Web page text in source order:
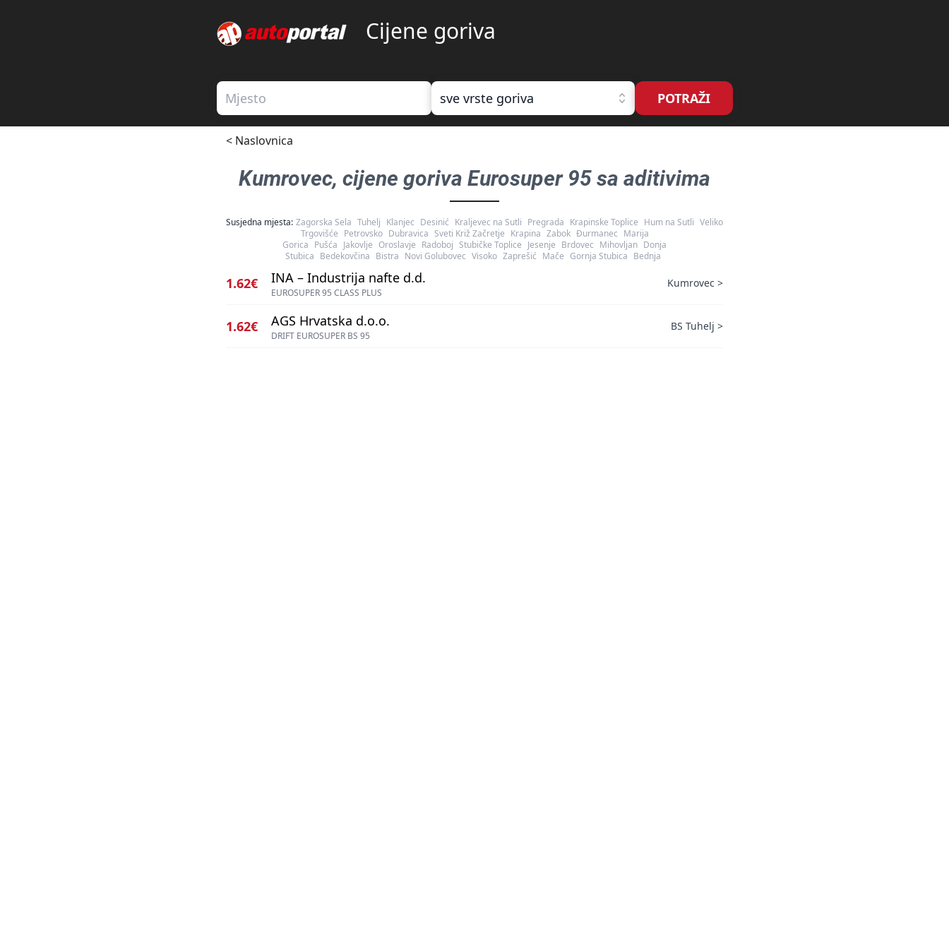
Cijene goriva
sve vrste goriva POTRAŽI
< Naslovnica
Kumrovec, cijene goriva Eurosuper 95 sa aditivima
Susjedna mjesta: Zagorska Sela Tuhelj Klanjec Desinić Kraljevec na Sutli Pregrada Krapinske Toplice Hum na Sutli Veliko
Trgovišće Petrovsko Dubravica Sveti Križ Začretje Krapina Zabok Đurmanec Marija
Gorica Pušća Jakovlje Oroslavje Radoboj Stubičke Toplice Jesenje Brdovec Mihovljan Donja
Stubica Bedekovčina Bistra Novi Golubovec Visoko Zaprešić Mače Gornja Stubica Bednja
1.62€ INA – Industrija nafte d.d.
EUROSUPER 95 CLASS PLUS
Kumrovec >
1.62€ AGS Hrvatska d.o.o.
DRIFT EUROSUPER BS 95
BS Tuhelj >